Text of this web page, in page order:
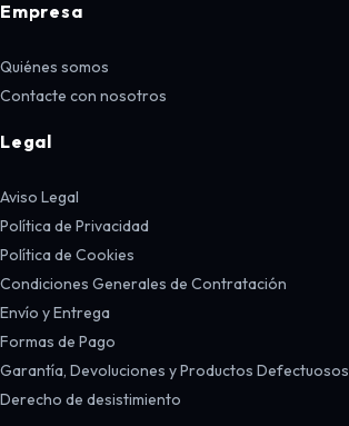
Empresa
Quiénes somos
Contacte con nosotros
Legal
Aviso Legal
Política de Privacidad
Política de Cookies
Condiciones Generales de Contratación
Envío y Entrega
Formas de Pago
Garantía, Devoluciones y Productos Defectuosos
Derecho de desistimiento